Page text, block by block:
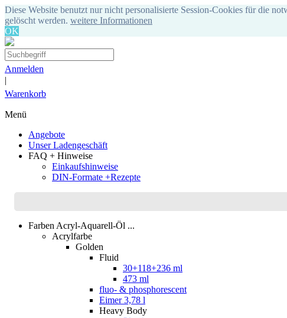
Diese Website benutzt nur nicht personalisierte Session-Cookies für die
gelöscht werden. weitere Informationen
OK
Anmelden
|
Warenkorb
Menü
Angebote
Unser Ladengeschäft
FAQ + Hinweise
Einkaufshinweise
DIN-Formate +Rezepte
Farben Acryl-Aquarell-Öl ...
Acrylfarbe
Golden
Fluid
30+118+236 ml
473 ml
fluo- & phosphorescent
Eimer 3,78 l
Heavy Body